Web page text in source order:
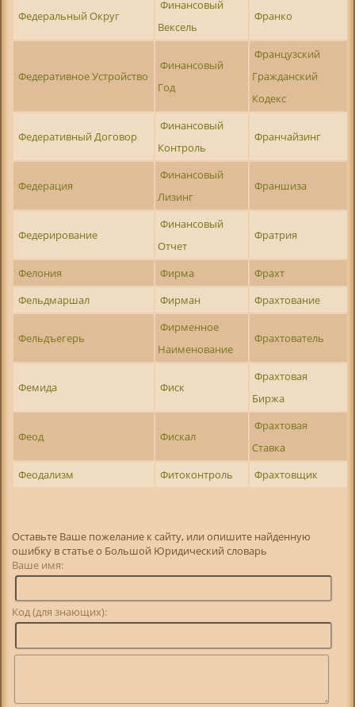
Федеральный Округ
Финансовый
Вексель
Франко
Федеративное Устройство
Финансовый
Год
Французский
Гражданский
Кодекс
Федеративный Договор
Финансовый
Контроль
Франчайзинг
Федерация
Финансовый
Лизинг
Франшиза
Федерирование
Финансовый
Отчет
Фратрия
Фелония Фирма
Фрахт
Фельдмаршал
Фирман Фрахтование
Фельдъегерь
Фирменное
Наименование
Фрахтователь
Фемида Фиск
Фрахтовая
Биржа
Феод Фискал
Фрахтовая
Ставка
Феодализм
Фитоконтроль Фрахтовщик
Оставьте Ваше пожелание к сайту, или опишите найденную
ошибку в статье о Большой Юридический словарь
Ваше имя:
Код (для знающих):